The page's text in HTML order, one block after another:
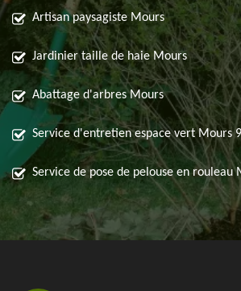
Artisan paysagiste Mours
Jardinier taille de haie Mours
Abattage d'arbres Mours
Service d'entretien espace vert Mours
Service de pose de pelouse en rouleau